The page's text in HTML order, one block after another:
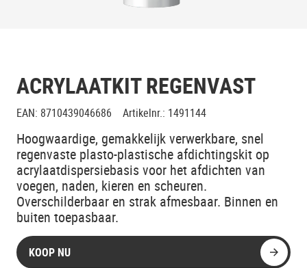
ACRYLAATKIT REGENVAST
EAN: 8710439046686 Artikelnr.: 1491144
Hoogwaardige, gemakkelijk verwerkbare, snel
regenvaste plasto-plastische afdichtingskit op
acrylaatdispersiebasis voor het afdichten van
voegen, naden, kieren en scheuren.
Overschilderbaar en strak afmesbaar. Binnen en
buiten toepasbaar.
KOOP NU